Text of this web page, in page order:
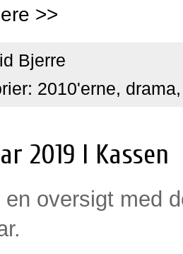
>>
Bjerre
2010'erne, drama
2019 I Kassen
en oversigt med